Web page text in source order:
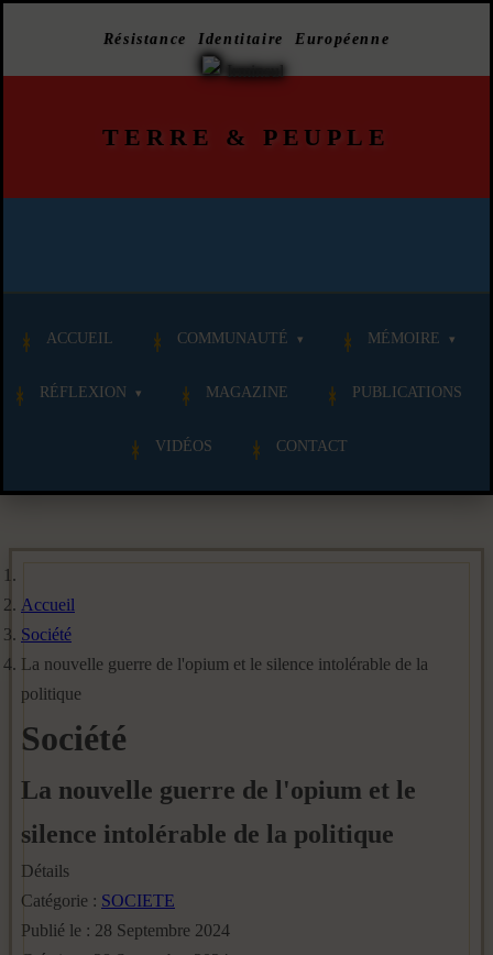
Résistance Identitaire Européenne
TERRE & PEUPLE
ACCUEIL COMMUNAUTÉ MÉMOIRE
RÉFLEXION MAGAZINE PUBLICATIONS
VIDÉOS CONTACT
Accueil
Société
La nouvelle guerre de l'opium et le silence intolérable de la
politique
Société
La nouvelle guerre de l'opium et le
silence intolérable de la politique
Détails
Catégorie : SOCIETE
Publié le : 28 Septembre 2024